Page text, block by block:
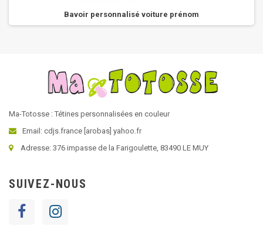
Bavoir personnalisé voiture prénom
Ma-Totosse : Tétines personnalisées en couleur
Email: cdjs.france [arobas] yahoo.fr
Adresse: 376 impasse de la Farigoulette, 83490 LE MUY
SUIVEZ-NOUS